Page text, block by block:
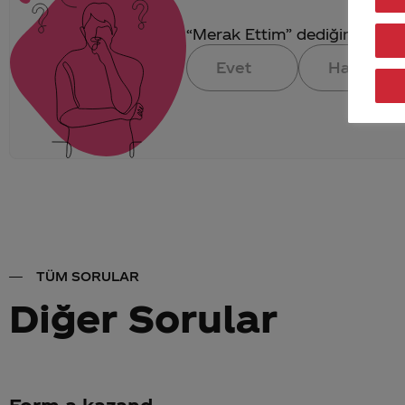
“Merak Ettim” dediğin
Evet
Hayır
TÜM SORULAR
Diğer Sorular